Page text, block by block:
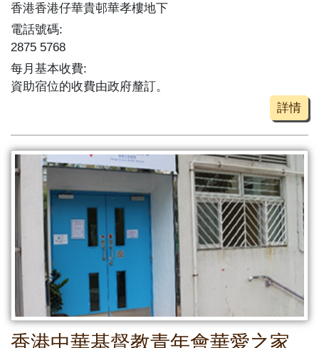
香港香港仔華貴邨華孝樓地下
電話號碼:
2875 5768
每月基本收費:
資助宿位的收費由政府釐訂。
詳情
香港中華基督教青年會華愛之家